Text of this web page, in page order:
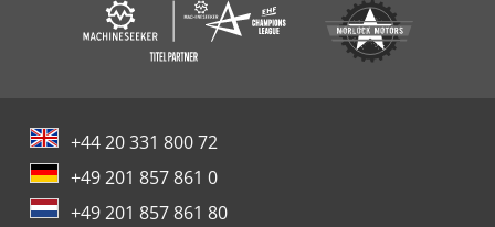
+44 20 331 800 72
+49 201 857 861 0
+49 201 857 861 80